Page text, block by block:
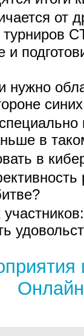
от
и
нужно
в
в
Онлайн